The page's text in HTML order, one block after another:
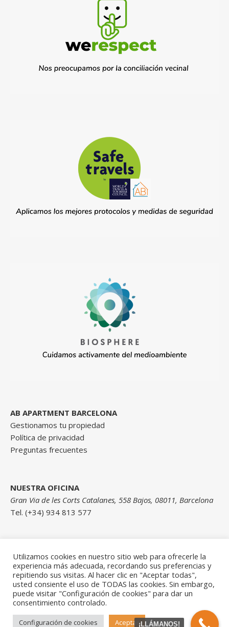
AB APARTMENT BARCELONA
Gestionamos tu propiedad
Política de privacidad
Preguntas frecuentes
NUESTRA OFICINA
Gran Via de les Corts Catalanes, 558 Bajos, 08011, Barcelona
Tel. (+34) 934 813 577
Contáctanos
© AB Apartment Barcelona
Utilizamos cookies en nuestro sitio web para ofrecerle la
experiencia más adecuada, recordando sus preferencias y
repitiendo sus visitas. Al hacer clic en "Aceptar todas",
usted consiente el uso de TODAS las cookies. Sin embargo,
puede visitar "Configuración de cookies" para dar un
consentimiento controlado.
Configuración de cookies Aceptar ¡LLÁMANOS!